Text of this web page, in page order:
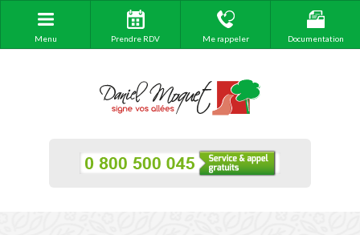
Menu Prendre RDV Me rappeler Documentation